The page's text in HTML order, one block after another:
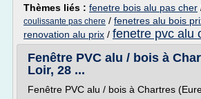
Thèmes liés : fenetre bois alu pas cher
coulissante pas chere / fenetres alu bois
renovation alu prix / fenetre pvc alu
Fenêtre PVC alu / bois à
Loir, 28 ...
Fenêtre PVC alu / bois à Chartres